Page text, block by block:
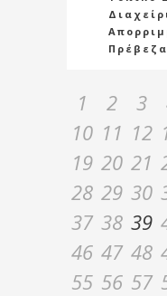
1 2 3
10 11 12
19 20 21
28 29 30
37 38 39
46 47 48
55 56 57